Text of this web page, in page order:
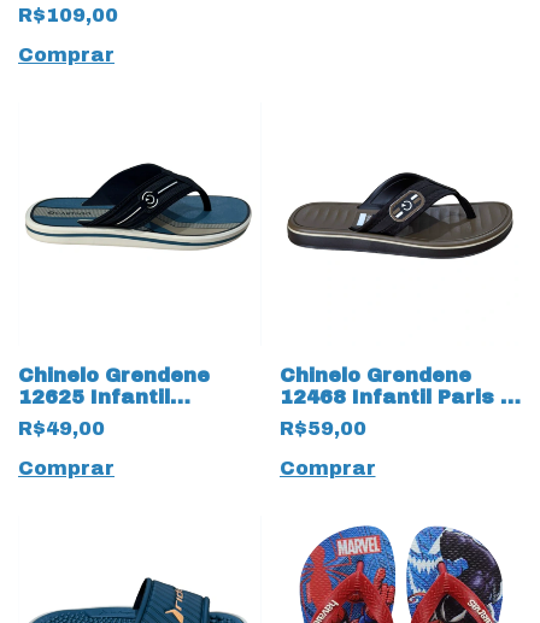
R$109,00
Comprar
Chinelo Grendene
12625 Infantil
Cartago 19957
Palermo
R$49,00
Comprar
Chinelo Grendene
12468 Infantil Paris II
19954 Marrom
R$59,00
Comprar